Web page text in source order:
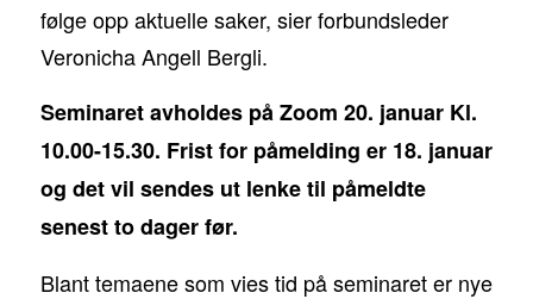
følge opp aktuelle saker, sier forbundsleder
Veronicha Angell Bergli.
Seminaret avholdes på Zoom 20. januar Kl.
10.00-15.30. Frist for påmelding er 18. januar
og det vil sendes ut lenke til påmeldte
senest to dager før.
Blant temaene som vies tid på seminaret er nye